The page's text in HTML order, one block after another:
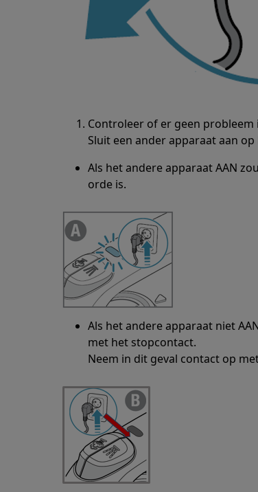
Controleer of er geen
Sluit een ander apparaat aan
Als het andere apparaat AAN
orde is.
Als het andere apparaat niet
met het stopcontact.
Neem in dit geval contact op